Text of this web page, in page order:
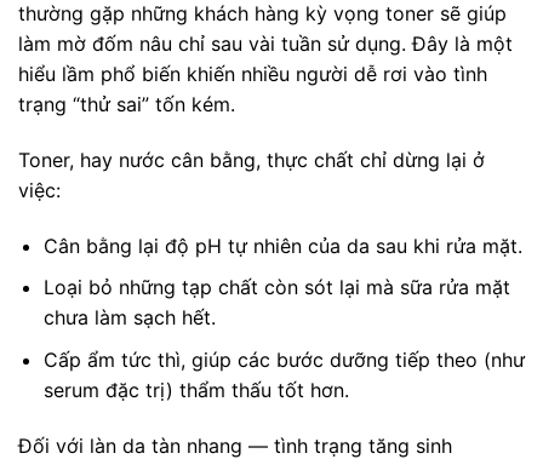
thường gặp những khách hàng kỳ vọng toner sẽ giúp
làm mờ đốm nâu chỉ sau vài tuần sử dụng. Đây là một
hiểu lầm phổ biến khiến nhiều người dễ rơi vào tình
trạng “thử sai” tốn kém.
Toner, hay nước cân bằng, thực chất chỉ dừng lại ở
việc:
Cân bằng lại độ pH tự nhiên của da sau khi rửa mặt.
Loại bỏ những tạp chất còn sót lại mà sữa rửa mặt
chưa làm sạch hết.
Cấp ẩm tức thì, giúp các bước dưỡng tiếp theo (như
serum đặc trị) thẩm thấu tốt hơn.
Đối với làn da tàn nhang — tình trạng tăng sinh